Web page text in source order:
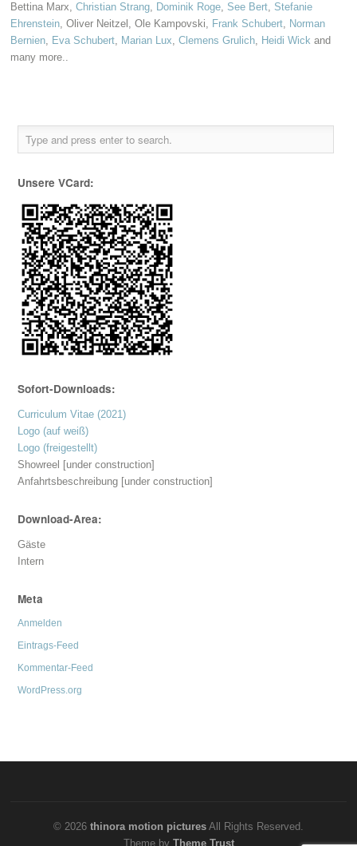
Bettina Marx,Christian Strang, Dominik Roge, See Bert, Stefanie
Ehrenstein, Oliver Neitzel, Ole Kampovski, Frank Schubert, Norman
Bernien, Eva Schubert, Marian Lux,Clemens Grulich, Heidi Wick and
many more..
Unsere VCard:
Sofort-Downloads:
Curriculum Vitae (2021)
Logo (auf weiß)
Logo (freigestellt)
Showreel [under construction]
Anfahrtsbeschreibung [under construction]
Download-Area:
Gäste
Intern
Meta
Anmelden
Eintrags-Feed
Kommentar-Feed
WordPress.org
© 2026 thinora motion pictures All Rights Reserved.
Theme by Theme Trust